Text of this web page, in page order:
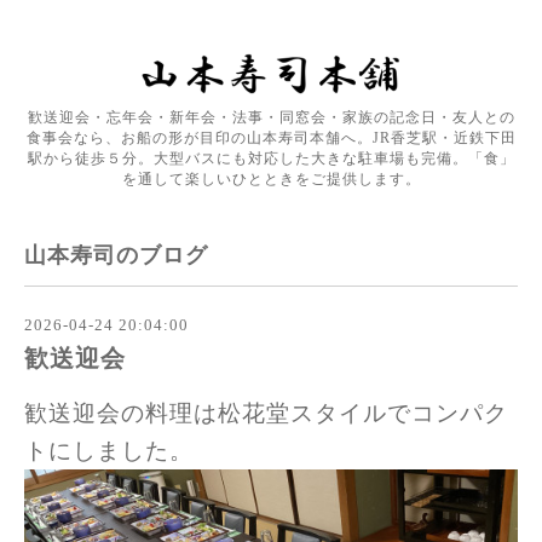
歓送迎会・忘年会・新年会・法事・同窓会・家族の記念日・友人との
食事会なら、お船の形が目印の山本寿司本舗へ。JR香芝駅・近鉄下田
駅から徒歩５分。大型バスにも対応した大きな駐車場も完備。「食」
を通して楽しいひとときをご提供します。
山本寿司のブログ
2026-04-24 20:04:00
歓送迎会
歓送迎会の料理は松花堂スタイルでコンパク
トにしました。